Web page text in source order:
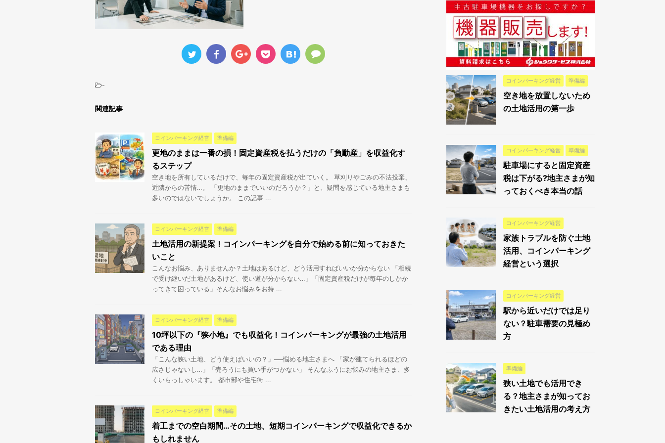
-
関連記事
コインパーキング経営 準備編
更地のままは一番の損！固定資産税を払うだけの「負動産」を収益化す
るステップ
空き地を所有しているだけで、毎年の固定資産税が出ていく。 草刈りやごみの不法投棄、
近隣からの苦情…。 「更地のままでいいのだろうか？」と、疑問を感じている地主さまも
多いのではないでしょうか。 この記事 ...
コインパーキング経営 準備編
土地活用の新提案！コインパーキングを自分で始める前に知っておきた
いこと
こんなお悩み、ありませんか？土地はあるけど、どう活用すればいいか分からない 「相続
で受け継いだ土地があるけど、使い道が分からない…」「固定資産税だけが毎年のしかか
ってきて困っている」そんなお悩みをお持 ...
コインパーキング経営 準備編
10坪以下の『狭小地』でも収益化！コインパーキングが最強の土地活用
である理由
「こんな狭い土地、どう使えばいいの？」──悩める地主さまへ 「家が建てられるほどの
広さじゃないし…」「売ろうにも買い手がつかない」 そんなふうにお悩みの地主さま、多
くいらっしゃいます。 都市部や住宅街 ...
コインパーキング経営 準備編
着工までの空白期間…その土地、短期コインパーキングで収益化できるか
もしれません
コインパーキング経営 準備編
空き地を放置しないため
の土地活用の第一歩
コインパーキング経営 準備編
駐車場にすると固定資産
税は下がる?地主さまが知
っておくべき本当の話
コインパーキング経営
家族トラブルを防ぐ土地
活用、コインパーキング
経営という選択
コインパーキング経営
駅から近いだけでは足り
ない？駐車需要の見極め
方
準備編
狭い土地でも活用でき
る？地主さまが知ってお
きたい土地活用の考え方